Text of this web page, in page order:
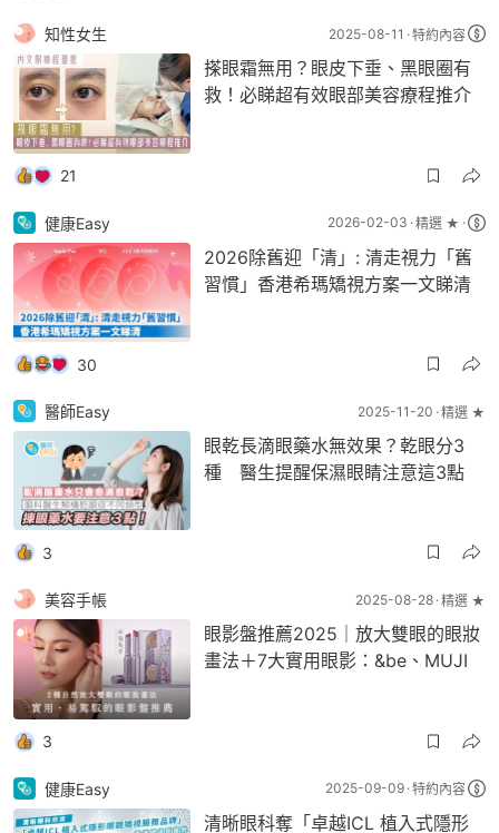
知性女生 2025-08-11 特約內容
搽眼霜無用？眼皮下垂、黑眼圈有
救！必睇超有效眼部美容療程推介
21
健康Easy 2026-02-03 精選 ★
2026除舊迎「清」: 清走視力「舊
習慣」香港希瑪矯視方案一文睇清
30
醫師Easy 2025-11-20 精選 ★
眼乾長滴眼藥水無效果？乾眼分3
種 醫生提醒保濕眼睛注意這3點
3
美容手帳 2025-08-28 精選 ★
眼影盤推薦2025｜放大雙眼的眼妝
畫法＋7大實用眼影：&be、MUJI
3
健康Easy 2025-09-09 特約內容
清晰眼科奪「卓越ICL 植入式隱形